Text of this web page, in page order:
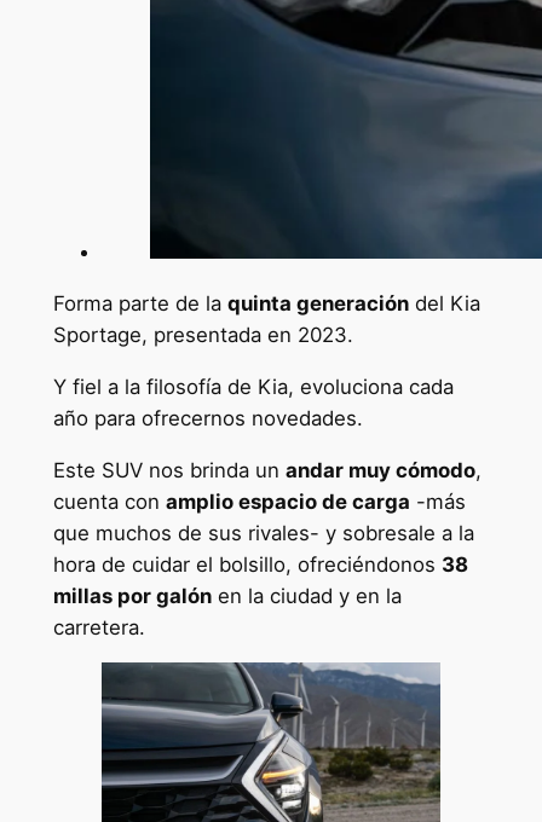
Forma parte de la quinta generacióndel Kia
Sportage, presentada en 2023.
Y fiel a la filosofía de Kia, evoluciona cada
año para ofrecernos novedades.
Este SUV nos brinda un andar muy cómodo,
cuenta con amplio espacio de carga -más
que muchos de sus rivales- y sobresale a la
hora de cuidar el bolsillo, ofreciéndonos 38
millas por galónen la ciudad y en la
carretera.